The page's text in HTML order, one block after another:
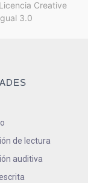
Licencia Creative
3.0
de lectura
auditiva